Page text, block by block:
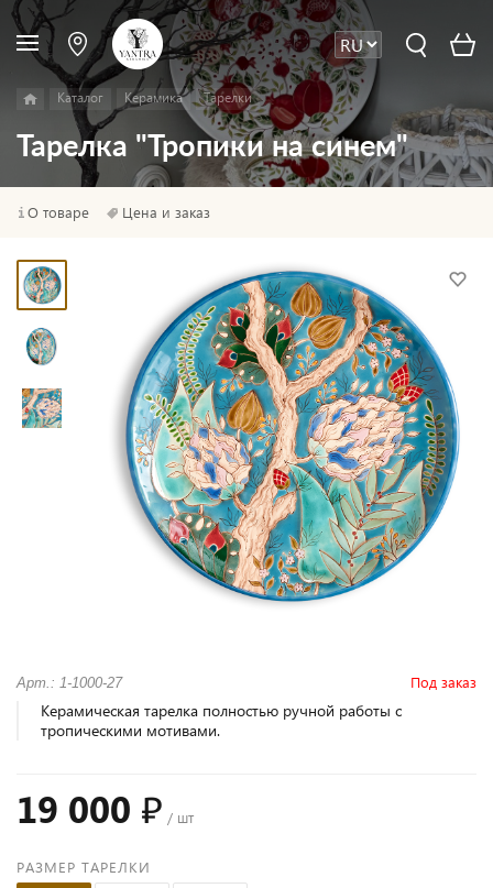
Каталог Керамика Тарелки
Тарелка "Тропики на синем"
О товаре Цена и заказ
Арт.: 1-1000-27 Под заказ
Керамическая тарелка полностью ручной работы с
тропическими мотивами.
19 000 ₽ / шт
РАЗМЕР ТАРЕЛКИ